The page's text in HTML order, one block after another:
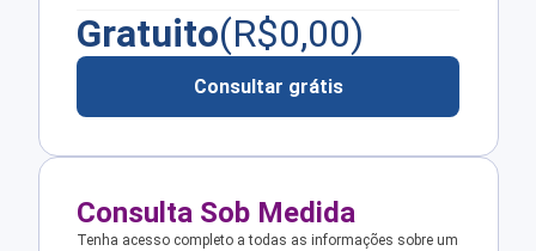
Gratuito(R$0,00)
Consultar grátis
Consulta Sob Medida
Tenha acesso completo a todas as informações sobre um